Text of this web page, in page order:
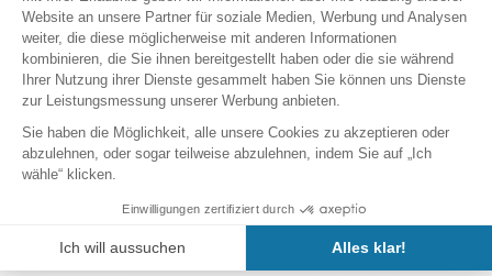
der Seilbahn oder den Ferrocarrils der Generalitat de
Catalunya erreicht werden, die Sie zum Kloster bringen.
Von dort aus kann man die heilige Höhle und San Juan mit
zwei Standseilbahnen erreichen. Mehrere Wanderwege
wurden angelegt und bieten Zugang zu anderen
Überresten wie alten Einsiedeleien, kleinen Kirchen oder
Monumenten, die in den umliegenden Bergen verstreut
und oft verlassen sind. Ein Traum für Wanderer.